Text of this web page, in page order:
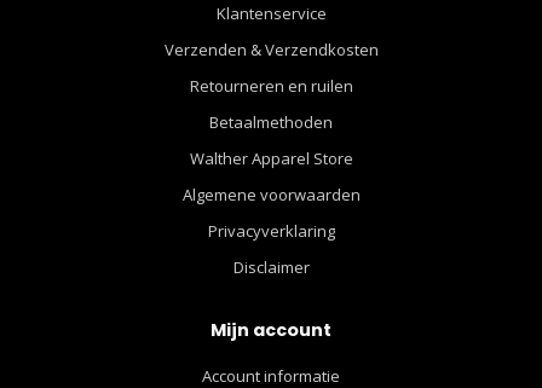
Klantenservice
Verzenden & Verzendkosten
Retourneren en ruilen
Betaalmethoden
Walther Apparel Store
Algemene voorwaarden
Privacyverklaring
Disclaimer
Mijn account
Account informatie